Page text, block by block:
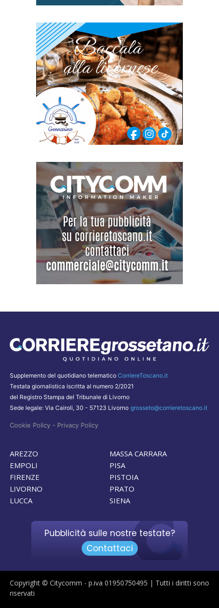
Supplemento del quotidiano telematico CorriereToscano.it
Testata giornalistica iscritta al numero 2/2021
del Registro Stampa del Tribunale di Livorno
Sede legale: Via Cairoli, 30 - 57123 Livorno grosseto@corrieretoscano.it
Cookie Policy - Privacy Policy
AREZZO
EMPOLI
FIRENZE
LIVORNO
LUCCA
MASSA CARRARA
PISA
PISTOIA
PRATO
SIENA
Pubblicità sulle nostre testate?
Contattaci
Copyright © Citycomm - p.iva 01950750495 | Tutti i diritti sono
riservati